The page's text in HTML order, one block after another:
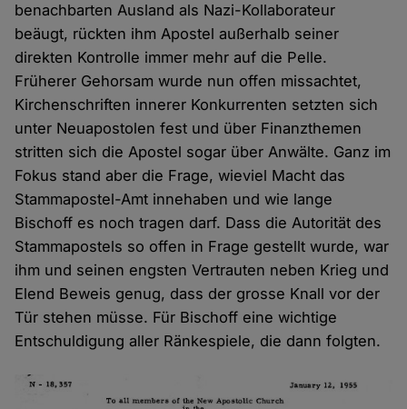
benachbarten Ausland als Nazi-Kollaborateur
beäugt, rückten ihm Apostel außerhalb seiner
direkten Kontrolle immer mehr auf die Pelle.
Früherer Gehorsam wurde nun offen missachtet,
Kirchenschriften innerer Konkurrenten setzten sich
unter Neuapostolen fest und über Finanzthemen
stritten sich die Apostel sogar über Anwälte. Ganz im
Fokus stand aber die Frage, wieviel Macht das
Stammapostel-Amt innehaben und wie lange
Bischoff es noch tragen darf. Dass die Autorität des
Stammapostels so offen in Frage gestellt wurde, war
ihm und seinen engsten Vertrauten neben Krieg und
Elend Beweis genug, dass der grosse Knall vor der
Tür stehen müsse. Für Bischoff eine wichtige
Entschuldigung aller Ränkespiele, die dann folgten.